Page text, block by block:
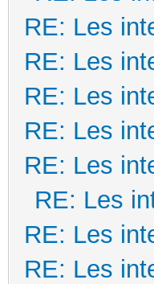
RE: Les
RE: Les
RE: Les
RE: Les
RE: Les
RE: Les
RE: Les
RE: Les